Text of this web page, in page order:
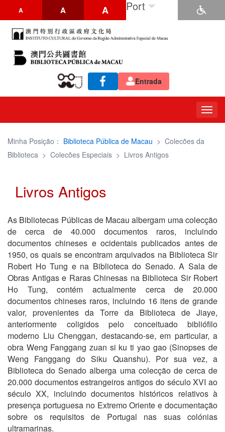
A A A Port
Entrada
Minha Posição： Biblioteca Pública de Macau > Colecões da
Biblioteca > Colecões Especiais > Livros Antigos
Livros Antigos
As Bibliotecas Públicas de Macau albergam uma colecção
de cerca de 40.000 documentos raros, incluindo
documentos chineses e ocidentais publicados antes de
1950, os quais se encontram arquivados na Biblioteca Sir
Robert Ho Tung e na Biblioteca do Senado. A Sala de
Obras Antigas e Raras Chinesas na Biblioteca Sir Robert
Ho Tung, contém actualmente cerca de 20.000
documentos chineses raros, incluindo 16 itens de grande
valor, provenientes da Torre da Biblioteca de Jiaye,
anteriormente coligidos pelo conceituado bibliófilo
moderno Liu Chenggan, destacando-se, em particular, a
obra Weng Fanggang zuan si ku ti yao gao (Sinopses de
Weng Fanggang do Siku Quanshu). Por sua vez, a
Biblioteca do Senado alberga uma colecção de cerca de
20.000 documentos estrangeiros antigos do século XVI ao
século XX, incluindo documentos históricos relativos à
presença portuguesa no Extremo Oriente e documentação
sobre os requisitos de Portugal nas suas colónias
ultramarinas.